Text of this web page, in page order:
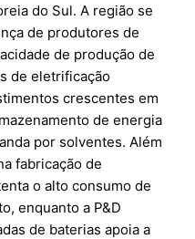
do Sul. A região se
de produtores de
de produção de
de eletrificação
crescentes em
de energia
por solventes. Além
fabricação de
o alto consumo de
enquanto a P&D
de baterias apoia a